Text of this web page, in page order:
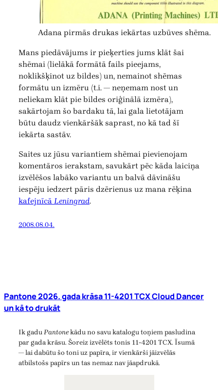
Adana pirmās drukas iekārtas uzbūves shēma.
Mans piedāvājums ir pieķerties jums klāt šai
shēmai (lielākā formātā fails pieejams,
noklikšķinot uz bildes) un, nemainot shēmas
formātu un izmēru (t.i. — neņemam nost un
neliekam klāt pie bildes oriģinālā izmēra),
sakārtojam šo bardaku tā, lai gala lietotājam
būtu daudz vienkāršāk saprast, no kā tad šī
iekārta sastāv.
Saites uz jūsu variantiem shēmai pievienojam
komentāros ierakstam, savukārt pēc kāda laiciņa
izvēlēšos labāko variantu un balvā dāvināšu
iespēju iedzert pāris dzērienus uz mana rēķina
kafejnīcā Leningrad.
2008.08.04.
Pantone 2026. gada krāsa 11-4201 TCX Cloud Dancer
un kā to drukāt
Ik gaduPantonekādu no savu katalogu toņiem pasludina
par gada krāsu. Šoreiz izvēlēts tonis 11-4201 TCX. Īsumā
— lai dabūtu šo toni uz papīra, ir vienkārši jāizvēlās
atbilstošs papīrs un tas nemaz nav jāapdrukā.